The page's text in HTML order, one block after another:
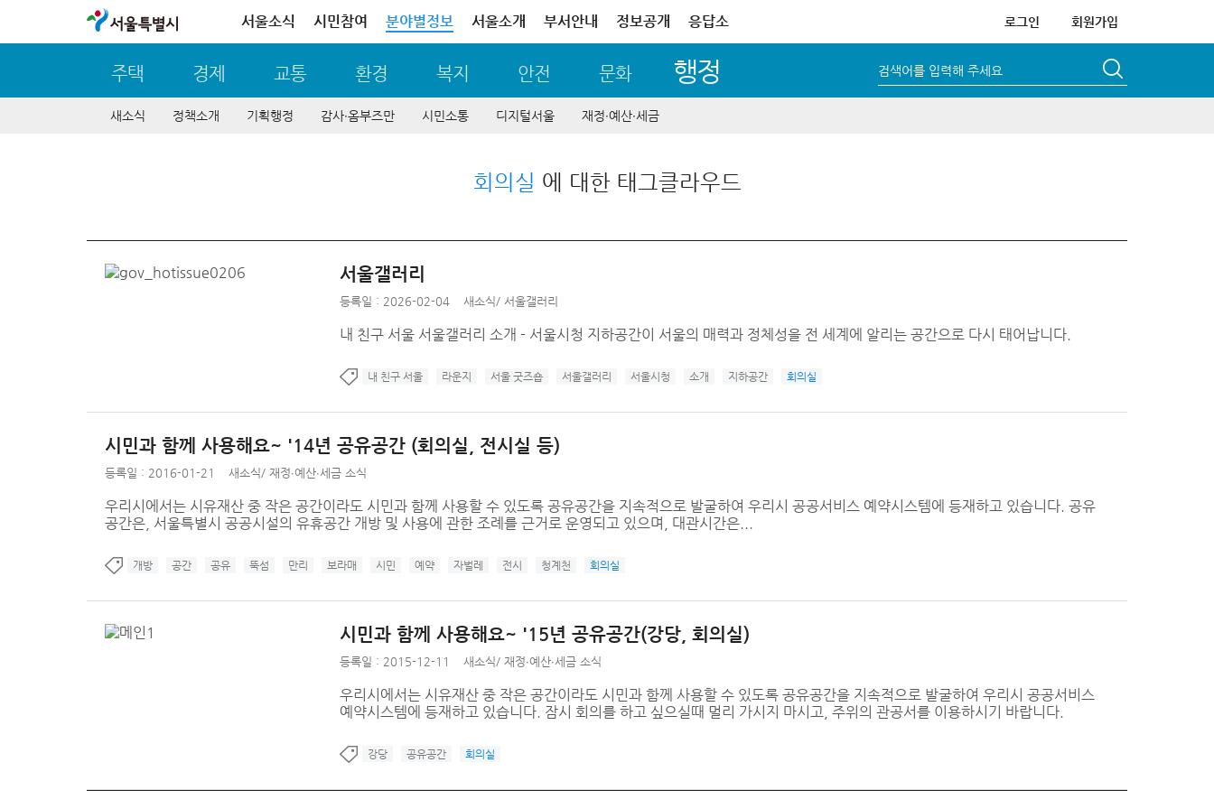
서울특별시 서울소식 시민참여 분야별정보 서울소개 부서안내 정보공개 응답소 로그인 회원가입
주택 경제 교통 환경 복지 안전 문화 행정 검색어를 입력해 주세요
새소식 정책소개 기획행정 감사∙옴부즈만 시민소통 디지털서울 재정∙예산∙세금
회의실 에 대한 태그클라우드
서울갤러리
등록일 : 2026-02-04 새소식/ 서울갤러리
내 친구 서울 서울갤러리 소개 - 서울시청 지하공간이 서울의 매력과 정체성을 전 세계에 알리는 공간으로 다시 태어납니다.
내 친구 서울 라운지 서울 굿즈숍 서울갤러리 서울시청 소개 지하공간 회의실
시민과 함께 사용해요~ '14년 공유공간 (회의실, 전시실 등)
등록일 : 2016-01-21 새소식/ 재정∙예산∙세금 소식
우리시에서는 시유재산 중 작은 공간이라도 시민과 함께 사용할 수 있도록 공유공간을 지속적으로 발굴하여 우리시 공공서비스 예약시스템에 등재하고 있습니다. 공유
공간은, 서울특별시 공공시설의 유휴공간 개방 및 사용에 관한 조례를 근거로 운영되고 있으며, 대관시간은...
개방 공간 공유 뚝섬 만리 보라매 시민 예약 자벌레 전시 청계천 회의실
시민과 함께 사용해요~ '15년 공유공간(강당, 회의실)
등록일 : 2015-12-11 새소식/ 재정∙예산∙세금 소식
우리시에서는 시유재산 중 작은 공간이라도 시민과 함께 사용할 수 있도록 공유공간을 지속적으로 발굴하여 우리시 공공서비스
예약시스템에 등재하고 있습니다. 잠시 회의를 하고 싶으실때 멀리 가시지 마시고, 주위의 관공서를 이용하시기 바랍니다.
강당 공유공간 회의실